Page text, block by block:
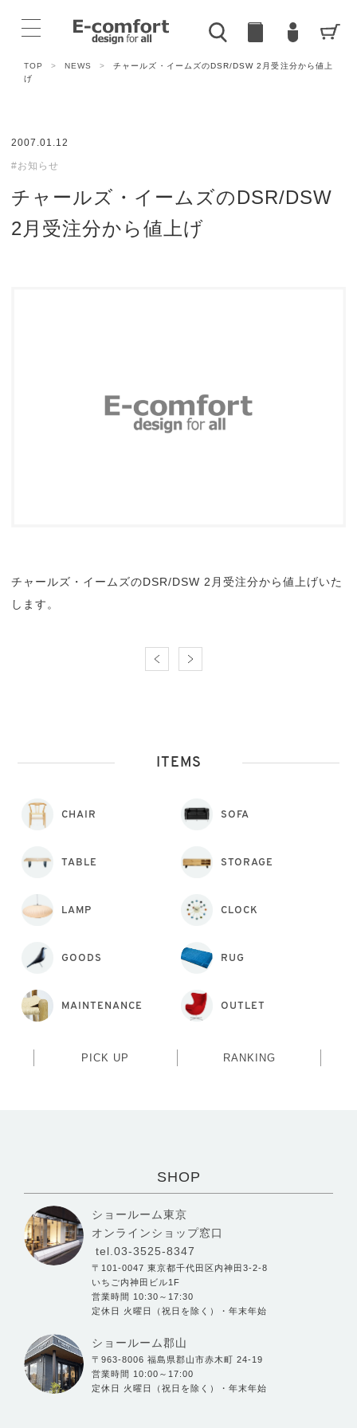
TOP > NEWS >
チャールズ・イームズのDSR/DSW 2月受注分から値上
げ
2007.01.12
#お知らせ
チャールズ・イームズのDSR/DSW
2月受注分から値上げ
チャールズ・イームズのDSR/DSW 2月受注分から値上げいた
します。
ITEMS
CHAIR SOFA
TABLE STORAGE
LAMP CLOCK
GOODS RUG
MAINTENANCE OUTLET
PICK UP RANKING
SHOP
ショールーム東京
オンラインショップ窓口
tel.03-3525-8347
〒101-0047 東京都千代田区内神田3-2-8
いちご内神田ビル1F
営業時間 10:30～17:30
定休日 火曜日（祝日を除く）・年末年始
ショールーム郡山
〒963-8006 福島県郡山市赤木町 24-19
営業時間 10:00～17:00
定休日 火曜日（祝日を除く）・年末年始